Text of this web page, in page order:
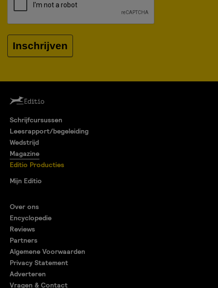
Inschrijven
Schrijfcursussen
Leesrapport/begeleiding
Wedstrijd
Magazine
Editio Producties
Mijn Editio
Over ons
Encyclopedie
Reviews
Partners
Algemene Voorwaarden
Privacy Statement
Adverteren
Vragen & Contact